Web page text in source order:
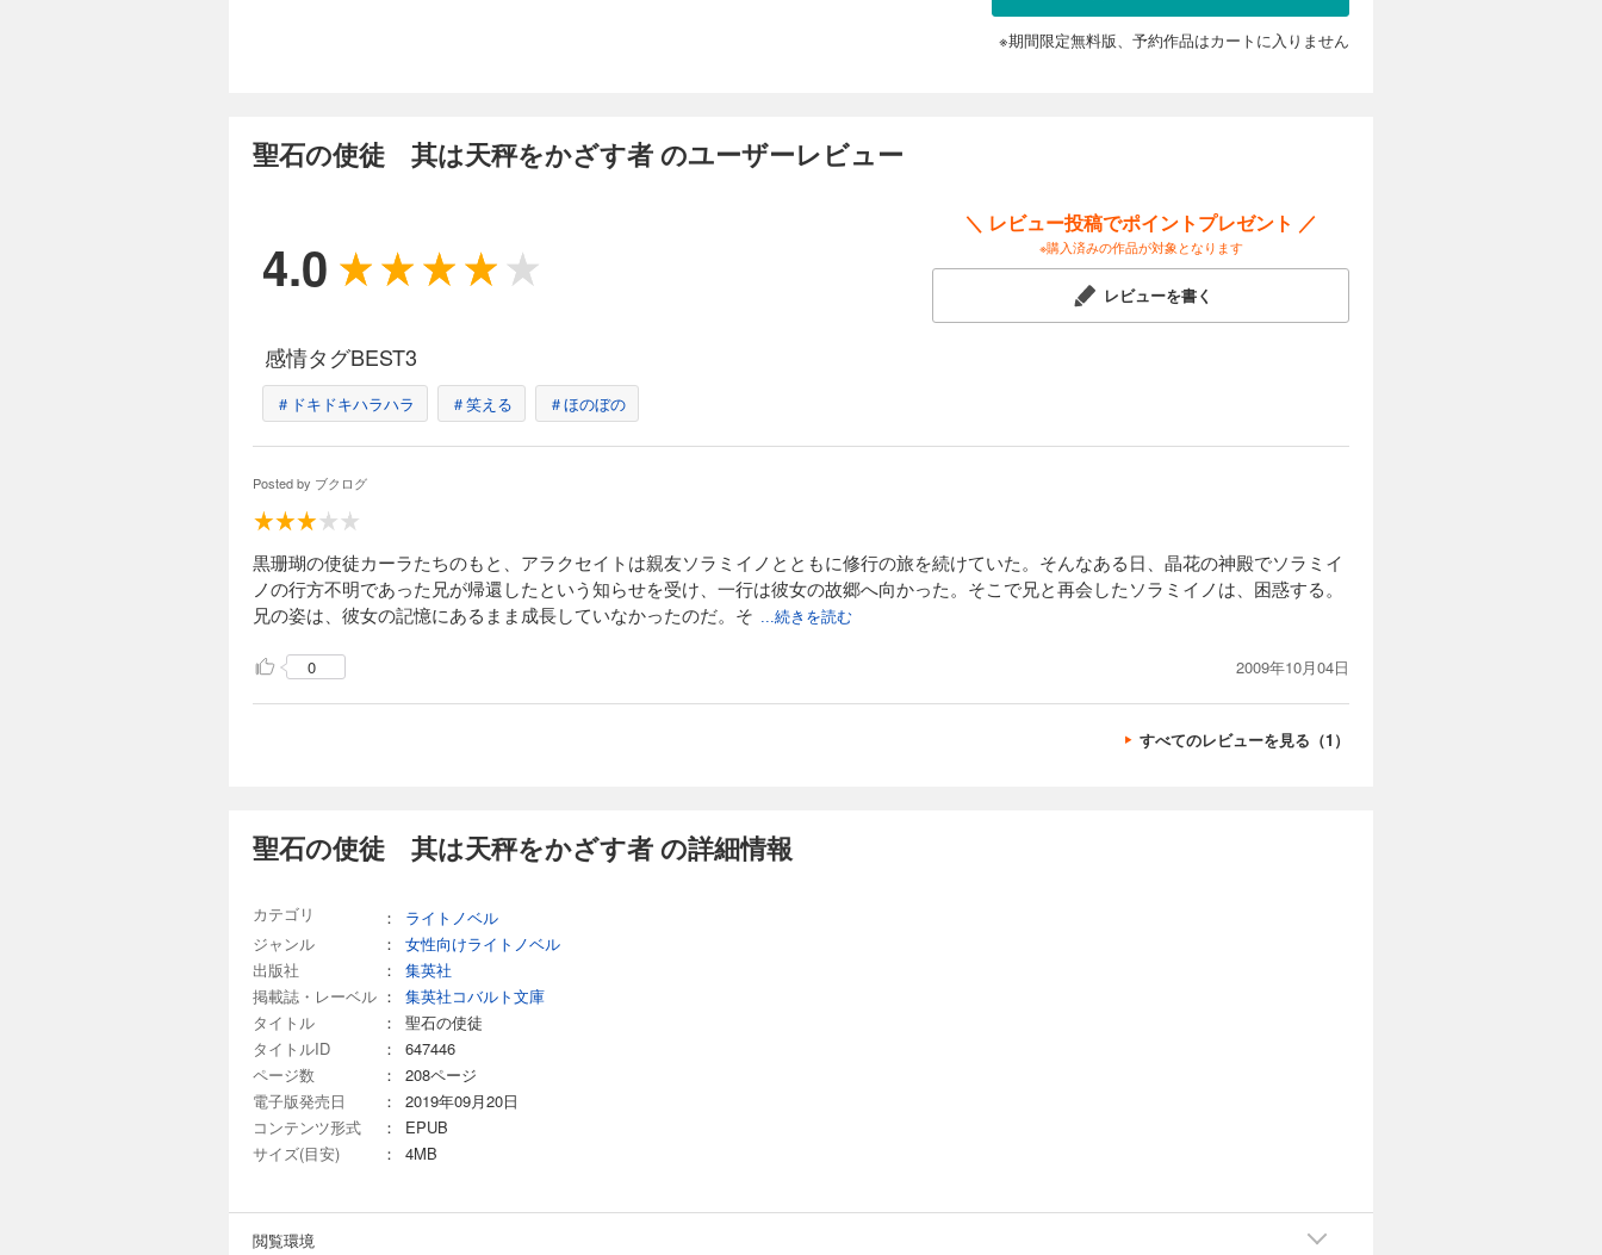
※期間限定無料版、予約作品はカートに入りません
聖石の使徒 其は天秤をかざす者 のユーザーレビュー
4.0
＼ レビュー投稿でポイントプレゼント ／
※購入済みの作品が対象となります
レビューを書く
感情タグBEST3
＃ドキドキハラハラ ＃笑える ＃ほのぼの
Posted by ブクログ
黒珊瑚の使徒カーラたちのもと、アラクセイトは親友ソラミイノとともに修行の旅を続けていた。そんなある日、晶花の神殿でソラミイ
ノの行方不明であった兄が帰還したという知らせを受け、一行は彼女の故郷へ向かった。そこで兄と再会したソラミイノは、困惑する。
兄の姿は、彼女の記憶にあるまま成長していなかったのだ。そ ...続きを読む
0 2009年10月04日
すべてのレビューを見る（1）
聖石の使徒 其は天秤をかざす者 の詳細情報
カテゴリ ：
ライトノベル
ジャンル
：
女性向けライトノベル
出版社
：
集英社
掲載誌・レーベル ：
集英社コバルト文庫
タイトル
：
聖石の使徒
タイトルID
：
647446
ページ数
：
208ページ
電子版発売日
：
2019年09月20日
コンテンツ形式
：
EPUB
サイズ(目安)
： 4MB
閲覧環境